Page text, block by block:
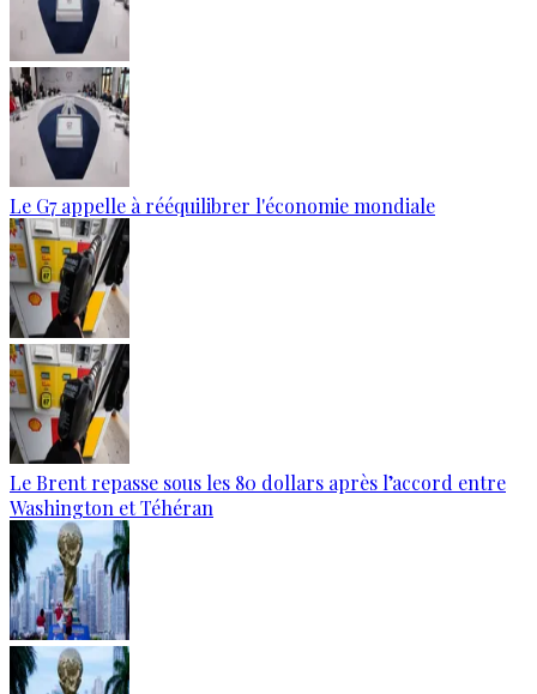
Le G7 appelle à rééquilibrer l'économie mondiale
Le Brent repasse sous les 80 dollars après l’accord entre
Washington et Téhéran